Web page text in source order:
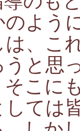
のよう
は、こ
うと思
こに
しては